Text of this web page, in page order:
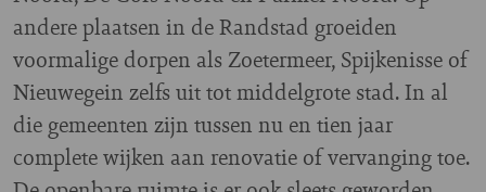
andere plaatsen in de Randstad groeiden
voormalige dorpen als Zoetermeer, Spijkenisse of
Nieuwegein zelfs uit tot middelgrote stad. In al
die gemeenten zijn tussen nu en tien jaar
complete wijken aan renovatie of vervanging toe.